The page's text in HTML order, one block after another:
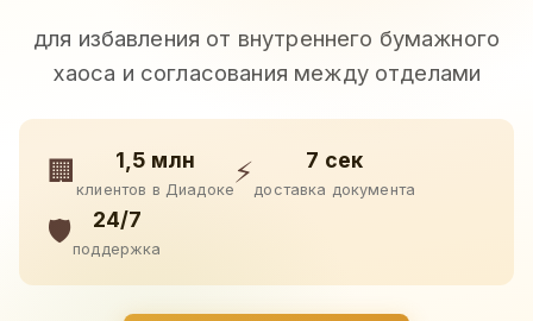
для избавления от внутреннего бумажного
хаоса и согласования между отделами
🏢 1,5 млн
клиентов в Диадоке
⚡ 7 сек
доставка документа
🛡️ 24/7
поддержка